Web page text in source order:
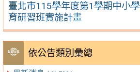
臺北市115學年度第1學期中小
育研習班實施計畫
依公告類別彙總